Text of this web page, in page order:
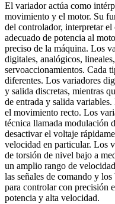
El variador actúa como
movimiento y el motor. Su
del controlador, interpretar
adecuado de potencia al
preciso de la máquina. Los
digitales, analógicos,
servoaccionamientos. Cada
diferentes. Los variadores
y salida discretas, mientras
de entrada y salida
el movimiento recto. Los
técnica llamada modulación
desactivar el voltaje
velocidad en particular. Los
de torsión de nivel bajo a
un amplio rango de
las señales de comando y
para controlar con precisión
potencia y alta velocidad.